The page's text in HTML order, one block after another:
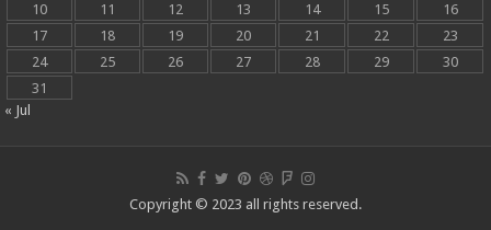
10
11 12 13 14 15
16
17
18 19 20 21 22
23
24
25 26 27 28 29
30
31
« Jul
Copyright © 2023 all rights reserved.